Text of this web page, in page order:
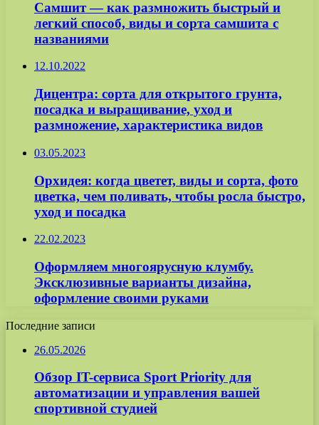
Самшит — как размножить быстрый и
легкий способ, виды и сорта самшита с
названиями
12.10.2022
Дицентра: сорта для открытого грунта,
посадка и выращивание, уход и
размножение, характеристика видов
03.05.2023
Орхидея: когда цветет, виды и сорта, фото
цветка, чем поливать, чтобы росла быстро,
уход и посадка
22.02.2023
Оформляем многоярусную клумбу.
Эксклюзивные варианты дизайна,
оформление своими руками
Последние записи
26.05.2026
Обзор IT-сервиса Sport Priority для
автоматизации и управления вашей
спортивной студией